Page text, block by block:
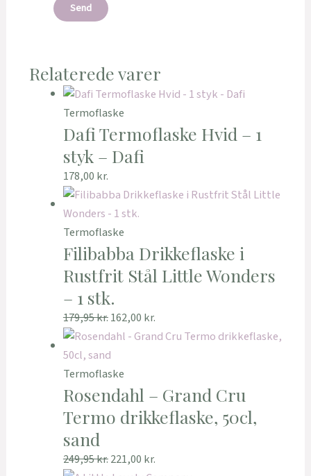
Relaterede varer
Termoflaske
Dafi Termoflaske Hvid – 1
styk – Dafi
178,00 kr.
Termoflaske
Filibabba Drikkeflaske i
Rustfrit Stål Little Wonders
– 1 stk.
179,95kr.162,00 kr.
Termoflaske
Rosendahl – Grand Cru
Termo drikkeflaske, 50cl,
sand
249,95kr.221,00 kr.